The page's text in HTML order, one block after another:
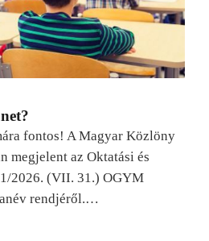
fontos! A Magyar Közlöny
megjelent az Oktatási és
2026. (VII. 31.) OGYM
rendjéről.…